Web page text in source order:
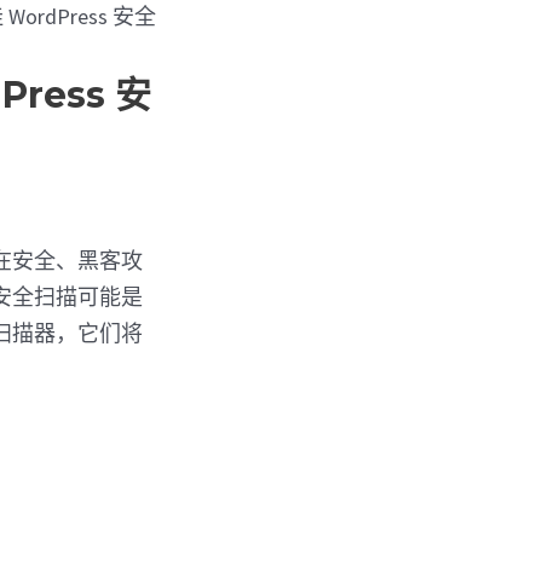
安全
安
安全、黑客攻
全扫描可能是
描器，它们将